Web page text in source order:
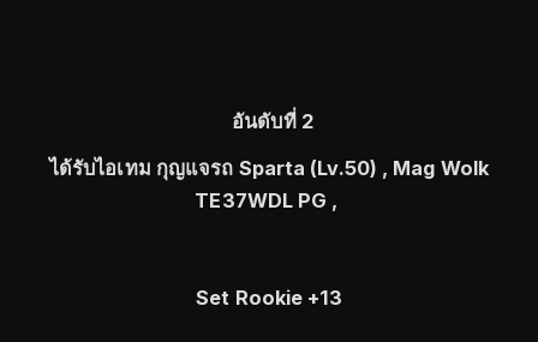
อันดับที่ 2
ได้รับไอเทม กุญแจรถ Sparta (Lv.50) , Mag Wolk
TE37WDL PG ,
Set Rookie +13